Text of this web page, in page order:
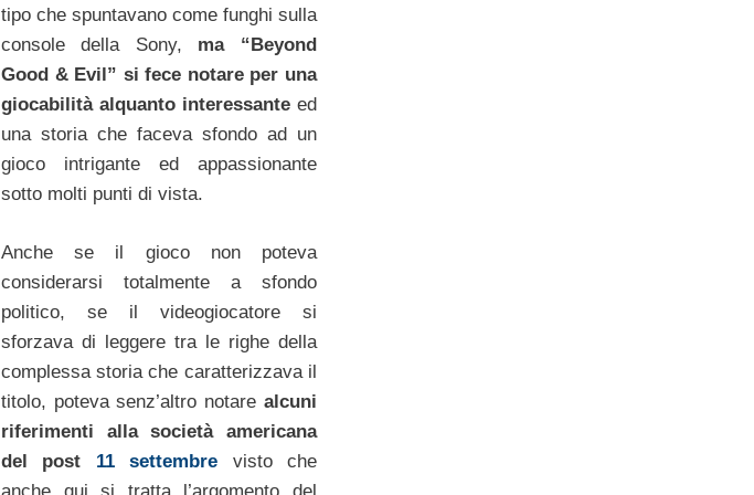
tipo che spuntavano come funghi sulla
console della Sony, ma “Beyond
Good & Evil” si fece notare per una
giocabilità alquanto interessante ed
una storia che faceva sfondo ad un
gioco intrigante ed appassionante
sotto molti punti di vista.
Anche se il gioco non poteva
considerarsi totalmente a sfondo
politico, se il videogiocatore si
sforzava di leggere tra le righe della
complessa storia che caratterizzava il
titolo, poteva senz’altro notare alcuni
riferimenti alla società americana
del post 11 settembre visto che